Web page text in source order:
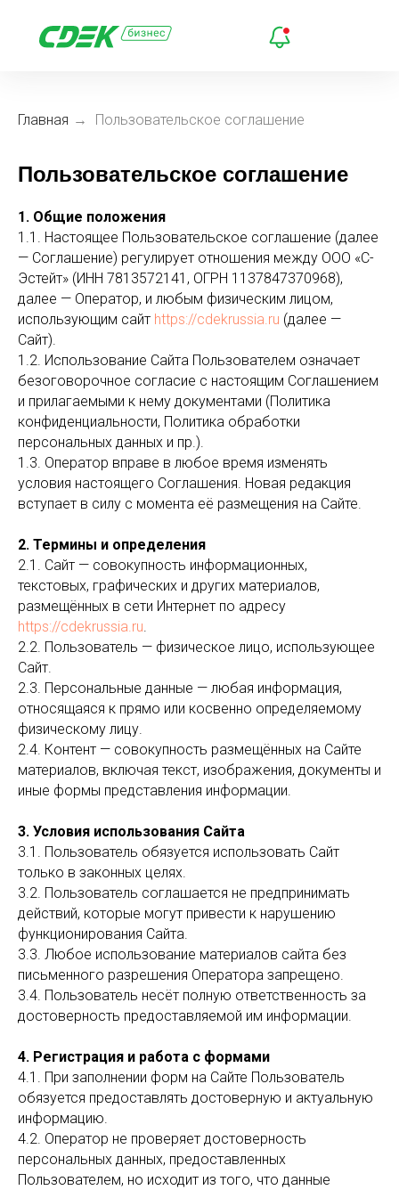
Главная → Пользовательское соглашение
Пользовательское соглашение
1. Общие положения
1.1. Настоящее Пользовательское соглашение (далее
— Соглашение) регулирует отношения между ООО «С-
Эстейт» (ИНН 7813572141, ОГРН 1137847370968),
далее — Оператор, и любым физическим лицом,
использующим сайт https://cdekrussia.ru (далее —
Сайт).
1.2. Использование Сайта Пользователем означает
безоговорочное согласие с настоящим Соглашением
и прилагаемыми к нему документами (Политика
конфиденциальности, Политика обработки
персональных данных и пр.).
1.3. Оператор вправе в любое время изменять
условия настоящего Соглашения. Новая редакция
вступает в силу с момента её размещения на Сайте.
2. Термины и определения
2.1. Сайт — совокупность информационных,
текстовых, графических и других материалов,
размещённых в сети Интернет по адресу
https://cdekrussia.ru.
2.2. Пользователь — физическое лицо, использующее
Сайт.
2.3. Персональные данные — любая информация,
относящаяся к прямо или косвенно определяемому
физическому лицу.
2.4. Контент — совокупность размещённых на Сайте
материалов, включая текст, изображения, документы и
иные формы представления информации.
3. Условия использования Сайта
3.1. Пользователь обязуется использовать Сайт
только в законных целях.
3.2. Пользователь соглашается не предпринимать
действий, которые могут привести к нарушению
функционирования Сайта.
3.3. Любое использование материалов сайта без
письменного разрешения Оператора запрещено.
3.4. Пользователь несёт полную ответственность за
достоверность предоставляемой им информации.
4. Регистрация и работа с формами
4.1. При заполнении форм на Сайте Пользователь
обязуется предоставлять достоверную и актуальную
информацию.
4.2. Оператор не проверяет достоверность
персональных данных, предоставленных
Пользователем, но исходит из того, что данные